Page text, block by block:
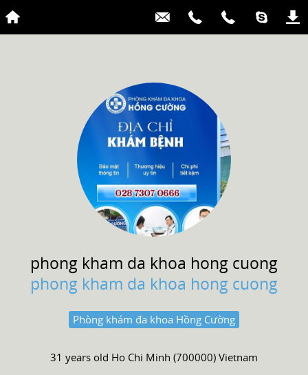
phong kham da khoa hong cuong
phong kham da khoa hong cuong
Phòng khám đa khoa Hồng Cường
31 years old Ho Chi Minh (700000) Vietnam